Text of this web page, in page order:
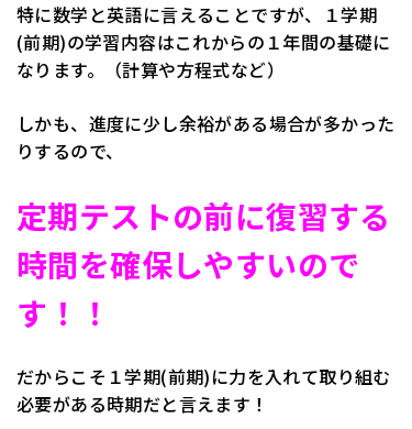
特に数学と英語に言えることですが、１学期
(前期)の学習内容はこれからの１年間の基礎に
なります。（計算や方程式など）
しかも、進度に少し余裕がある場合が多かった
りするので、
定期テストの前に復習する
時間を確保しやすいので
す！！
だからこそ１学期(前期)に力を入れて取り組む
必要がある時期だと言えます！